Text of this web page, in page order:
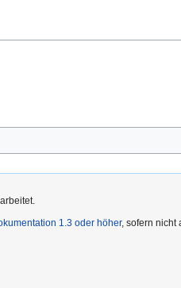
1.3 oder höher, sofern nicht